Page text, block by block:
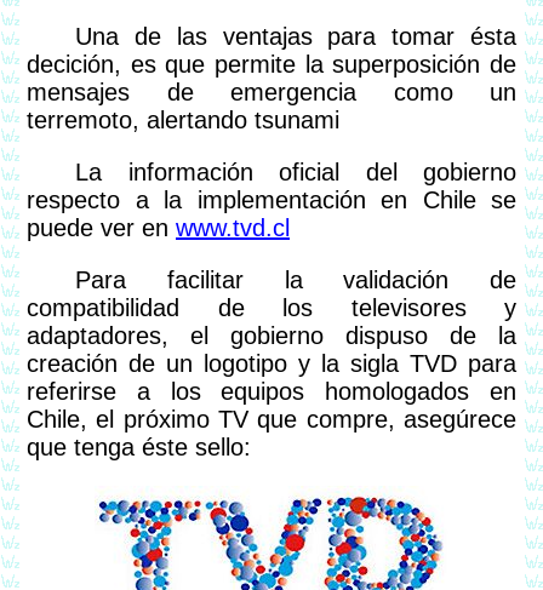
Una de las ventajas para tomar ésta
decición, es que permite la superposición de
mensajes de emergencia como un
terremoto, alertando tsunami
La información oficial del gobierno
respecto a la implementación en Chile se
puede ver en www.tvd.cl
Para facilitar la validación de
compatibilidad de los televisores y
adaptadores, el gobierno dispuso de la
creación de un logotipo y la sigla TVD para
referirse a los equipos homologados en
Chile, el próximo TV que compre, asegúrece
que tenga éste sello: